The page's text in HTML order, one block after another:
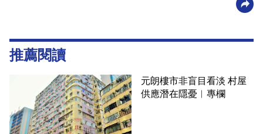
推薦閱讀
元朗樓市非盲目看淡 村屋
供應潛在隱憂︳專欄